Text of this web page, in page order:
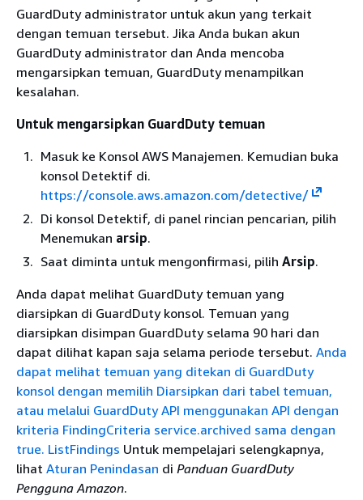
GuardDuty administrator untuk akun yang terkait
dengan temuan tersebut. Jika Anda bukan akun
GuardDuty administrator dan Anda mencoba
mengarsipkan temuan, GuardDuty menampilkan
kesalahan.
Untuk mengarsipkan GuardDuty temuan
Masuk ke Konsol AWS Manajemen. Kemudian buka
konsol Detektif di.
https://console.aws.amazon.com/detective/
Di konsol Detektif, di panel rincian pencarian, pilih
Menemukan arsip.
Saat diminta untuk mengonfirmasi, pilih Arsip.
Anda dapat melihat GuardDuty temuan yang
diarsipkan di GuardDuty konsol. Temuan yang
diarsipkan disimpan GuardDuty selama 90 hari dan
dapat dilihat kapan saja selama periode tersebut. Anda
dapat melihat temuan yang ditekan di GuardDuty
konsol dengan memilih Diarsipkan dari tabel temuan,
atau melalui GuardDuty API menggunakan API dengan
kriteria FindingCriteria service.archived sama dengan
true. ListFindings Untuk mempelajari selengkapnya,
lihat Aturan Penindasan di Panduan GuardDuty
Pengguna Amazon.